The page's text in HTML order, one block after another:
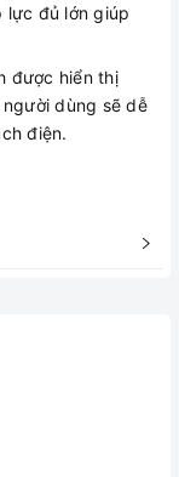
lực đủ lớn giúp
được hiển thị
dùng sẽ dễ
điện.